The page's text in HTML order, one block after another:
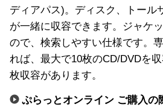
ディアパス)。ディスク、トール
が一緒に収容できます。ジャケ
ので、検索しやすい仕様です。
れば、最大で10枚のCD/DVDを
枚収容があります。
ぷらっとオンライン ご購入の